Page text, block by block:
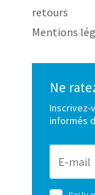
retours
Mentions
Ne
Inscrivez-
informés